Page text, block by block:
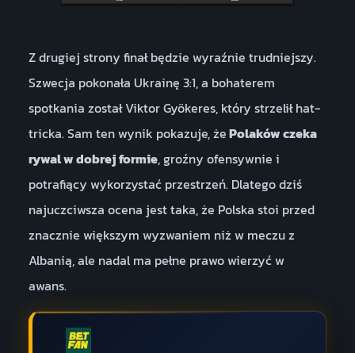
Z drugiej strony finał będzie wyraźnie trudniejszy.
Szwecja pokonała Ukrainę 3:1, a bohaterem
spotkania został Viktor Gyökeres, który strzelił hat-
tricka. Sam ten wynik pokazuje, żePolaków czeka
rywal w dobrej formie, groźny ofensywnie i
potrafiący wykorzystać przestrzeń. Dlatego dziś
najuczciwsza ocena jest taka, że Polska stoi przed
znacznie większym wyzwaniem niż w meczu z
Albanią, ale nadal ma pełne prawo wierzyć w
awans.